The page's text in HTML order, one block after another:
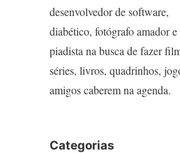
desenvolvedor de software,
diabético, fotógrafo amador e
piadista na busca de fazer
séries, livros, quadrinhos,
amigos caberem na agenda.
Categorias